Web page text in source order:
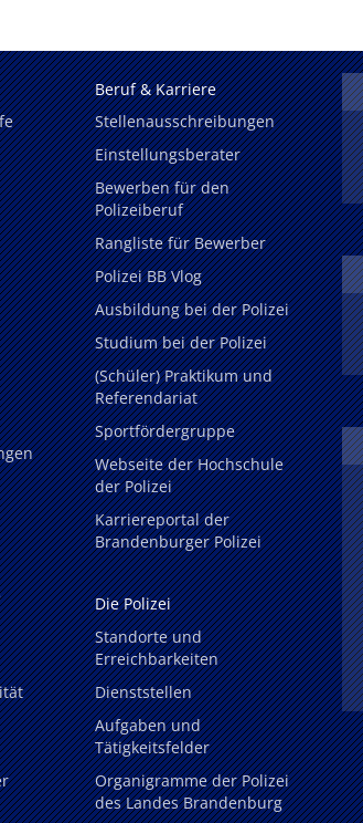
Beruf & Karriere
Stellenausschreibungen
Einstellungsberater
Bewerben für den
Polizeiberuf
Rangliste für Bewerber
Polizei BB Vlog
Ausbildung bei der Polizei
Studium bei der Polizei
(Schüler) Praktikum und
Referendariat
Sportfördergruppe
Webseite der Hochschule
der Polizei
Karriereportal der
Brandenburger Polizei
Die Polizei
Standorte und
Erreichbarkeiten
Dienststellen
Aufgaben und
Tätigkeitsfelder
Organigramme der Polizei
des Landes Brandenburg